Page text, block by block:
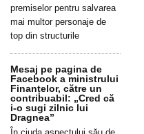
premiselor pentru salvarea
mai multor personaje de
top din structurile
Mesaj pe pagina de
Facebook a ministrului
Finanțelor, către un
contribuabil: „Cred că
i-o sugi zilnic lui
Dragnea”